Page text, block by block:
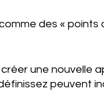
des «
une nouvelle
peuvent